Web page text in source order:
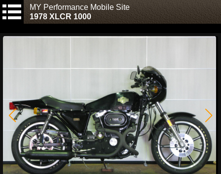
MY Performance Mobile Site
1978 XLCR 1000